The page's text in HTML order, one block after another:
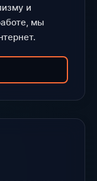
и
мы